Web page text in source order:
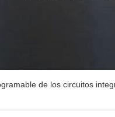
de los circuitos